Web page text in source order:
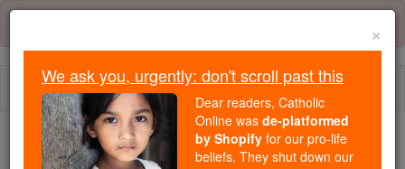
Skip
content
Trending:
×
We ask you, urgently: don't scroll past this
Dear readers, Catholic
Online was de-platformed
by Shopify for our pro-life
beliefs. They shut down our